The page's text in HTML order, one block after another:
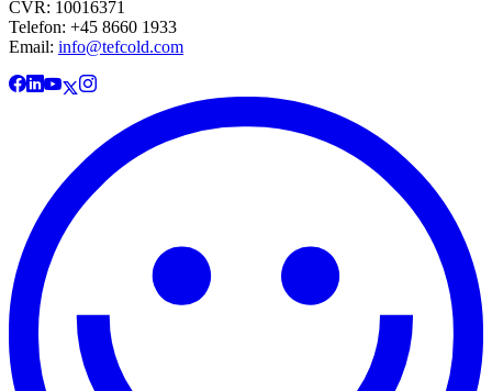
CVR: 10016371
Telefon: +45 8660 1933
Email: info@tefcold.com